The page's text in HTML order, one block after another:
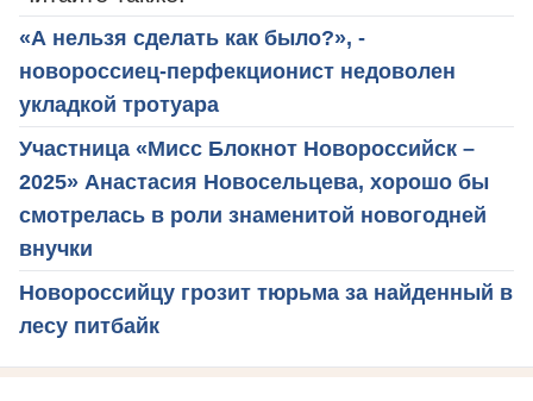
«А нельзя сделать как было?», -
новороссиец-перфекционист недоволен
укладкой тротуара
Участница «Мисс Блокнот Новороссийск –
2025» Анастасия Новосельцева, хорошо бы
смотрелась в роли знаменитой новогодней
внучки
Новороссийцу грозит тюрьма за найденный в
лесу питбайк